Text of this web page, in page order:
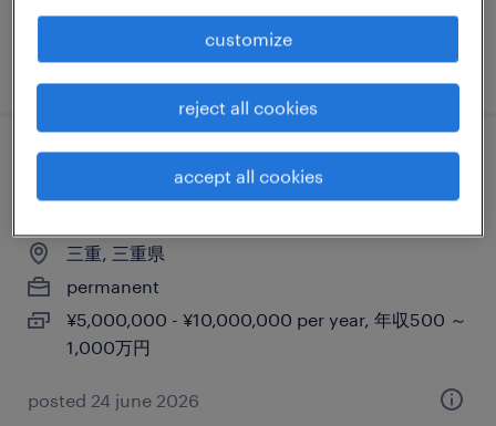
1,120万円
posted 15 may 2026
《三重県四日市》次世代デバイス向け樹脂
材料の開発・設計
三重, 三重県
permanent
¥5,000,000 - ¥10,000,000 per year, 年収500 ～
1,000万円
posted 24 june 2026
customize
reject all cookies
accept all cookies